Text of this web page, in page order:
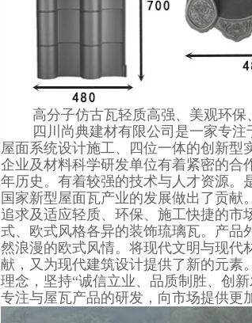
高分子仿古瓦轻质高强、美观环保
四川尚典建材有限公司 是一家专注
屋面系统设计施工、四位一体的创新
企业及材料科学研发单位有着紧密的合
年历史。有着较强的技术与人才资源。
国家新型屋面瓦产业的发展做出了贡
追求及适应轻质、环保、施工快捷的市
式、欧式风格各异的装饰琉璃瓦。产品
然浪漫的欧式风情。将现代文明与现代
献，又为现代建筑设计提供了新的元素
理念，坚持“诚信立业、品质制胜、创
专注与屋瓦产品的研发，向市场提供更